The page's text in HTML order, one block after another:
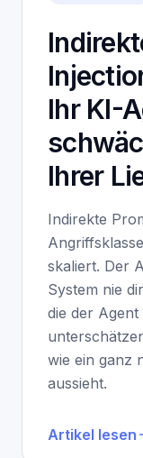
Ihr KI-
Ihrer
Indirekte
skaliert. Der
System nie
die der
wie ein ganz
aussieht.
Artikel lesen